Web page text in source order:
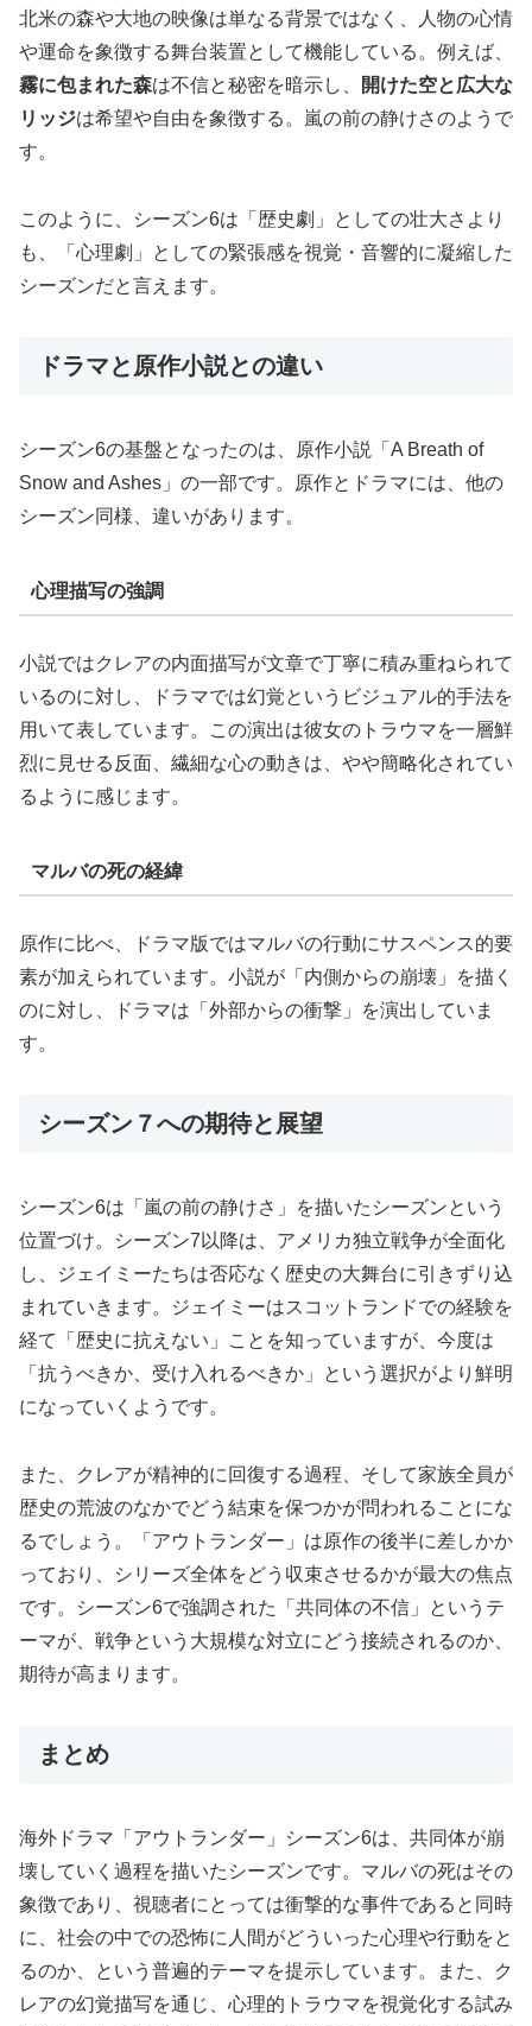
北米の森や大地の映像は単なる背景ではなく、人物の心情
や運命を象徴する舞台装置として機能している。例えば、
霧に包まれた森は不信と秘密を暗示し、
開けた空と広大な
リッジは希望や自由を象徴する。嵐の前の静けさのようで
す。
このように、シーズン6は「歴史劇」としての壮大さより
も、「心理劇」としての緊張感を視覚・音響的に凝縮した
シーズンだと言えます。
ドラマと原作小説との違い
シーズン6の基盤となったのは、原作小説「A Breath of
Snow and Ashes」の一部です。原作とドラマには、他の
シーズン同様、違いがあります。
心理描写の強調
小説ではクレアの内面描写が文章で丁寧に積み重ねられて
いるのに対し、ドラマでは幻覚というビジュアル的手法を
用いて表しています。この演出は彼女のトラウマを一層鮮
烈に見せる反面、繊細な心の動きは、やや簡略化されてい
るように感じます。
マルバの死の経緯
原作に比べ、ドラマ版ではマルバの行動にサスペンス的要
素が加えられています。小説が「内側からの崩壊」を描く
のに対し、ドラマは「外部からの衝撃」を演出していま
す。
シーズン７への期待と展望
シーズン6は「嵐の前の静けさ」を描いたシーズンという
位置づけ。シーズン7以降は、アメリカ独立戦争が全面化
し、ジェイミーたちは否応なく歴史の大舞台に引きずり込
まれていきます。ジェイミーはスコットランドでの経験を
経て「歴史に抗えない」ことを知っていますが、今度は
「抗うべきか、受け入れるべきか」という選択がより鮮明
になっていくようです。
また、クレアが精神的に回復する過程、そして家族全員が
歴史の荒波のなかでどう結束を保つかが問われることにな
るでしょう。「アウトランダー」は原作の後半に差しかか
っており、シリーズ全体をどう収束させるかが最大の焦点
です。シーズン6で強調された「共同体の不信」というテ
ーマが、戦争という大規模な対立にどう接続されるのか、
期待が高まります。
まとめ
海外ドラマ「アウトランダー」シーズン6は、共同体が崩
壊していく過程を描いたシーズンです。マルバの死はその
象徴であり、視聴者にとっては衝撃的な事件であると同時
に、社会の中での恐怖に人間がどういった心理や行動をと
るのか、という普遍的テーマを提示しています。また、ク
レアの幻覚描写を通じ、心理的トラウマを視覚化する試み